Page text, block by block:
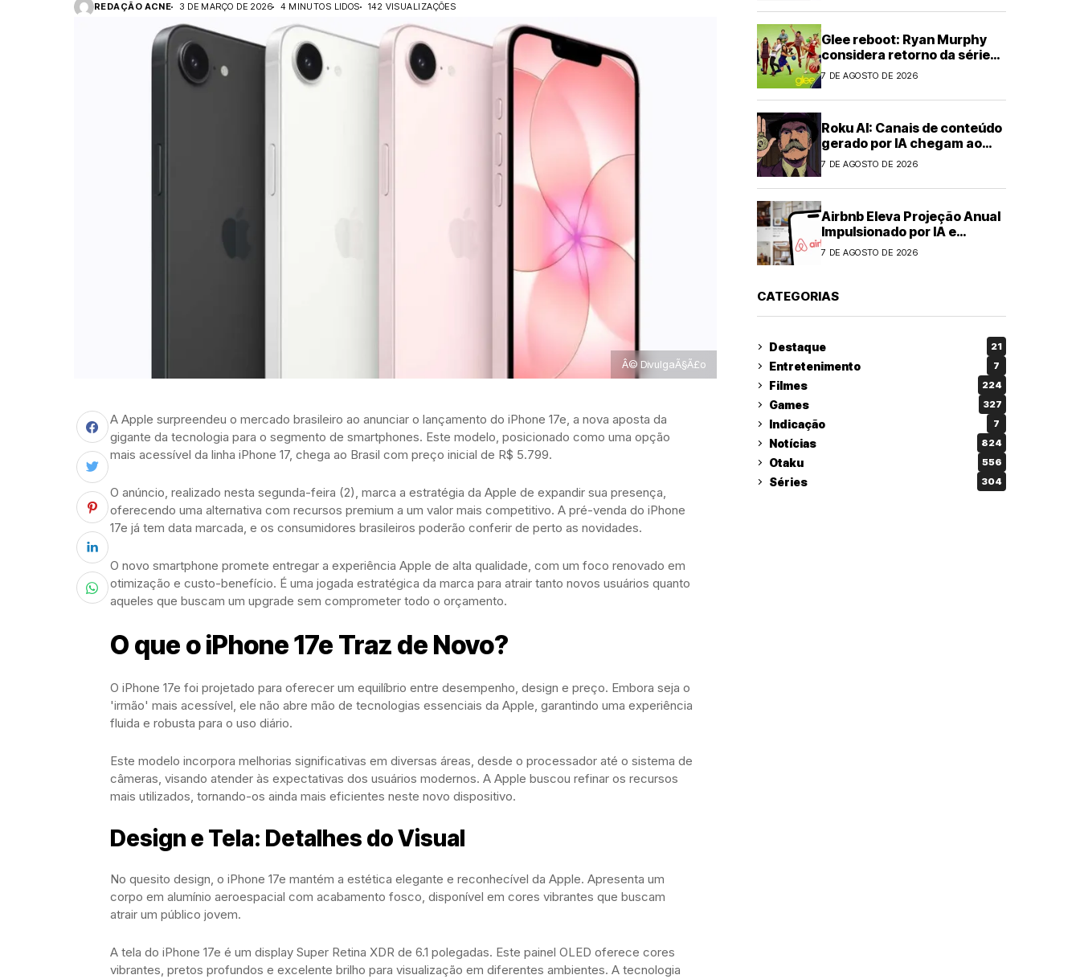
REDAÇÃO ACNE 3 DE MARÇO DE 2026 4 MINUTOS LIDOS 142 VISUALIZAÇÕES
Â© DivulgaÃ§Ã£o
A Apple surpreendeu o mercado brasileiro ao anunciar o lançamento do iPhone 17e, a nova aposta da
gigante da tecnologia para o segmento de smartphones. Este modelo, posicionado como uma opção
mais acessível da linha iPhone 17, chega ao Brasil com preço inicial de R$ 5.799.
O anúncio, realizado nesta segunda-feira (2), marca a estratégia da Apple de expandir sua presença,
oferecendo uma alternativa com recursos premium a um valor mais competitivo. A pré-venda do iPhone
17e já tem data marcada, e os consumidores brasileiros poderão conferir de perto as novidades.
O novo smartphone promete entregar a experiência Apple de alta qualidade, com um foco renovado em
otimização e custo-benefício. É uma jogada estratégica da marca para atrair tanto novos usuários quanto
aqueles que buscam um upgrade sem comprometer todo o orçamento.
O que o iPhone 17e Traz de Novo?
O iPhone 17e foi projetado para oferecer um equilíbrio entre desempenho, design e preço. Embora seja o
'irmão' mais acessível, ele não abre mão de tecnologias essenciais da Apple, garantindo uma experiência
fluida e robusta para o uso diário.
Este modelo incorpora melhorias significativas em diversas áreas, desde o processador até o sistema de
câmeras, visando atender às expectativas dos usuários modernos. A Apple buscou refinar os recursos
mais utilizados, tornando-os ainda mais eficientes neste novo dispositivo.
Design e Tela: Detalhes do Visual
No quesito design, o iPhone 17e mantém a estética elegante e reconhecível da Apple. Apresenta um
corpo em alumínio aeroespacial com acabamento fosco, disponível em cores vibrantes que buscam
atrair um público jovem.
A tela do iPhone 17e é um display Super Retina XDR de 6.1 polegadas. Este painel OLED oferece cores
vibrantes, pretos profundos e excelente brilho para visualização em diferentes ambientes. A tecnologia
Glee reboot: Ryan Murphy
considera retorno da série
musical
7 DE AGOSTO DE 2026
Roku AI: Canais de conteúdo
gerado por IA chegam ao
streaming
7 DE AGOSTO DE 2026
Airbnb Eleva Projeção Anual
Impulsionado por IA e
Demanda Forte
7 DE AGOSTO DE 2026
CATEGORIAS
Destaque 21
Entretenimento 7
Filmes 224
Games 327
Indicação 7
Notícias 824
Otaku 556
Séries 304